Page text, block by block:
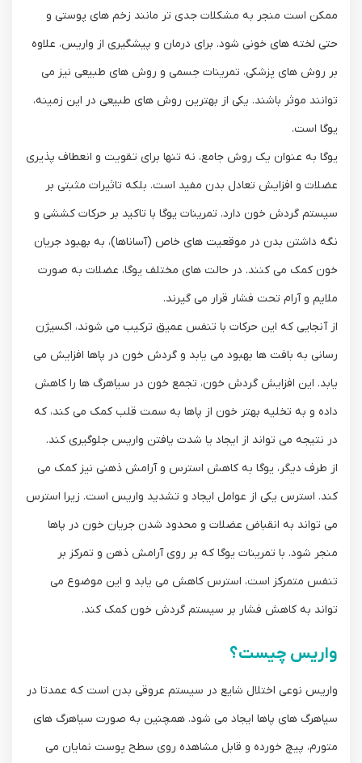
ممکن است منجر به مشکلات جدی ‌تر مانند زخم‌ های پوستی و
حتی لخته ‌های خونی شود. برای درمان و پیشگیری از واریس، علاوه
بر روش‌ های پزشکی، تمرینات جسمی و روش ‌های طبیعی نیز می‌
توانند موثر باشند. یکی از بهترین روش‌ های طبیعی در این زمینه،
یوگا است.
یوگا به ‌عنوان یک روش جامع، نه ‌تنها برای تقویت و انعطاف ‌پذیری
عضلات و افزایش تعادل بدن مفید است. بلکه تاثیرات مثبتی بر
سیستم گردش خون دارد. تمرینات یوگا با تاکید بر حرکات کششی و
نگه داشتن بدن در موقعیت ‌های خاص (آساناها)، به بهبود جریان
خون کمک می ‌کنند. در حالت ‌های مختلف یوگا، عضلات به‌ صورت
ملایم و آرام تحت فشار قرار می ‌گیرند.
از آنجایی که این حرکات با تنفس عمیق ترکیب می ‌شوند، اکسیژن
‌رسانی به بافت ‌ها بهبود می‌ یابد و گردش خون در پاها افزایش می
‌یابد. این افزایش گردش خون، تجمع خون در سیاهرگ‌ ها را کاهش
داده و به تخلیه بهتر خون از پاها به سمت قلب کمک می ‌کند، که
در نتیجه می ‌تواند از ایجاد یا شدت یافتن واریس جلوگیری کند.
از طرف دیگر، یوگا به کاهش استرس و آرامش ذهنی نیز کمک می‌
کند. استرس یکی از عوامل ایجاد و تشدید واریس است. زیرا استرس
می ‌تواند به انقباض عضلات و محدود شدن جریان خون در پاها
منجر شود. با تمرینات یوگا که بر روی آرامش ذهن و تمرکز بر
تنفس متمرکز است، استرس کاهش می ‌یابد و این موضوع می
‌تواند به کاهش فشار بر سیستم گردش خون کمک کند.
واریس چیست؟
واریس نوعی اختلال شایع در سیستم عروقی بدن است که عمدتا در
سیاهرگ ‌های پاها ایجاد می‌ شود. همچنین به‌ صورت سیاهرگ ‌های
متورم، پیچ ‌خورده و قابل مشاهده روی سطح پوست نمایان می‌